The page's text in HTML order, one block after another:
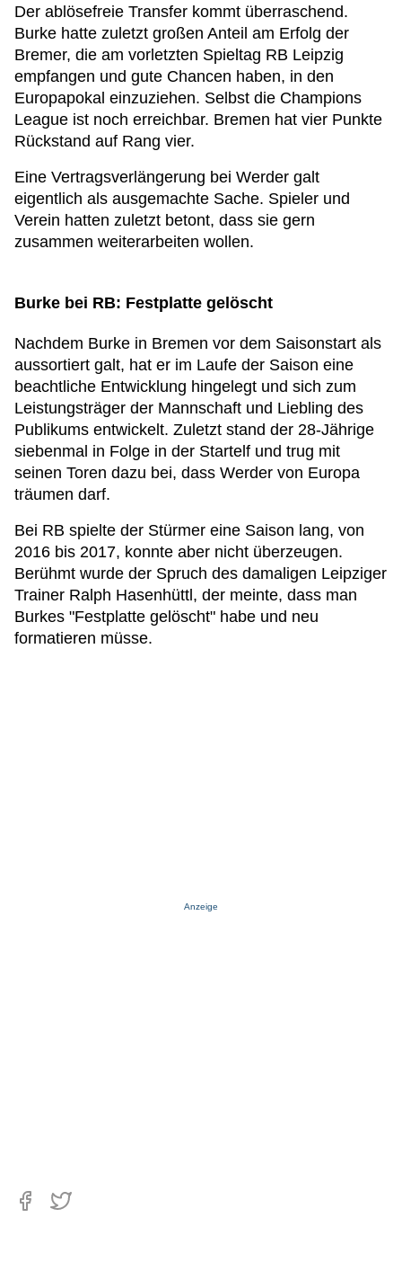
Der ablösefreie Transfer kommt überraschend.
Burke hatte zuletzt großen Anteil am Erfolg der
Bremer, die am vorletzten Spieltag RB Leipzig
empfangen und gute Chancen haben, in den
Europapokal einzuziehen. Selbst die Champions
League ist noch erreichbar. Bremen hat vier Punkte
Rückstand auf Rang vier.
Eine Vertragsverlängerung bei Werder galt
eigentlich als ausgemachte Sache. Spieler und
Verein hatten zuletzt betont, dass sie gern
zusammen weiterarbeiten wollen.
Burke bei RB: Festplatte gelöscht
Nachdem Burke in Bremen vor dem Saisonstart als
aussortiert galt, hat er im Laufe der Saison eine
beachtliche Entwicklung hingelegt und sich zum
Leistungsträger der Mannschaft und Liebling des
Publikums entwickelt. Zuletzt stand der 28-Jährige
siebenmal in Folge in der Startelf und trug mit
seinen Toren dazu bei, dass Werder von Europa
träumen darf.
Bei RB spielte der Stürmer eine Saison lang, von
2016 bis 2017, konnte aber nicht überzeugen.
Berühmt wurde der Spruch des damaligen Leipziger
Trainer Ralph Hasenhüttl, der meinte, dass man
Burkes "Festplatte gelöscht" habe und neu
formatieren müsse.
Anzeige